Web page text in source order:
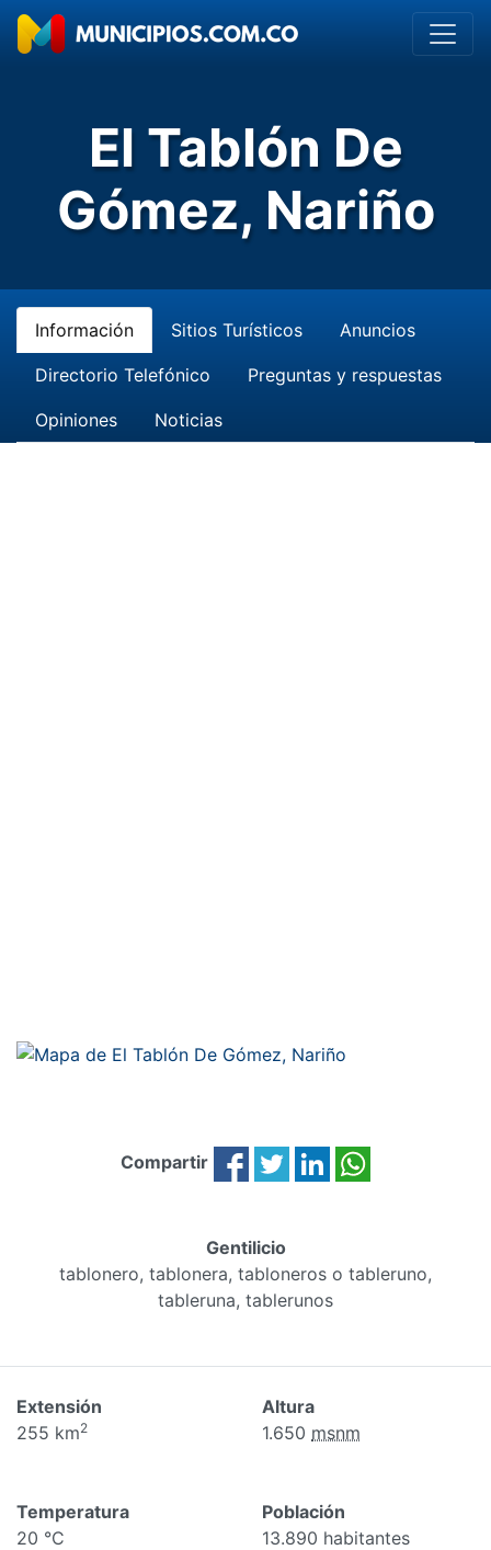
El Tablón De
Gómez, Nariño
Información Sitios Turísticos Anuncios
Directorio Telefónico Preguntas y respuestas
Opiniones Noticias
Compartir
Gentilicio
tablonero, tablonera, tabloneros o tableruno,
tableruna, tablerunos
Extensión
255 km2
Altura
1.650 msnm
Temperatura
20 °C
Población
13.890 habitantes